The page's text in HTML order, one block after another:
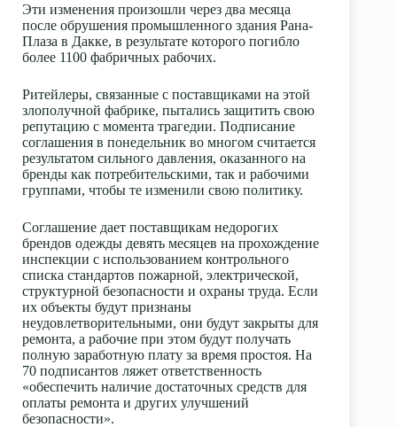
Эти изменения произошли через два месяца
после обрушения промышленного здания Рана-
Плаза в Дакке, в результате которого погибло
более 1100 фабричных рабочих.
Ритейлеры, связанные с поставщиками на этой
злополучной фабрике, пытались защитить свою
репутацию с момента трагедии. Подписание
соглашения в понедельник во многом считается
результатом сильного давления, оказанного на
бренды как потребительскими, так и рабочими
группами, чтобы те изменили свою политику.
Соглашение дает поставщикам недорогих
брендов одежды девять месяцев на прохождение
инспекции с использованием контрольного
списка стандартов пожарной, электрической,
структурной безопасности и охраны труда. Если
их объекты будут признаны
неудовлетворительными, они будут закрыты для
ремонта, а рабочие при этом будут получать
полную заработную плату за время простоя. На
70 подписантов ляжет ответственность
«обеспечить наличие достаточных средств для
оплаты ремонта и других улучшений
безопасности».